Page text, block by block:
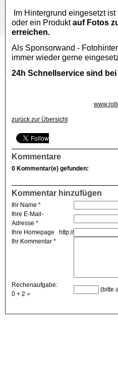
Im Hintergrund eingesetzt
oder ein Produktauf Fotos
erreichen.
Als Sponsorwand -
immer wieder gerne
24h Schnellservice sind
zurück zur Übersicht
Kommentare
0 Kommentar(e) gefunden:
Kommentar hinzufügen
Ihr Name *
Ihre E-Mail-
Adresse *
Ihre Homepage
http://
Ihr Kommentar *
Rechenaufgabe:
0 + 2 =
(bitte